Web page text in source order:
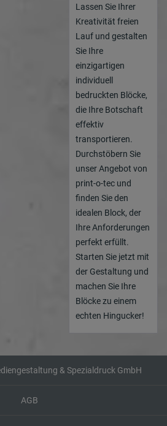
Lassen Sie Ihrer
Kreativität freien
Lauf und gestalten
Sie Ihre
einzigartigen
individuell
bedruckten Blöcke,
die Ihre Botschaft
effektiv
transportieren.
Durchstöbern Sie
unser Angebot von
print-o-tec und
finden Sie den
idealen Block, der
Ihre Anforderungen
perfekt erfüllt.
Starten Sie jetzt mit
der Gestaltung und
machen Sie Ihre
Blöcke zu einem
echten Hingucker!
& Spezialdruck GmbH
AGB